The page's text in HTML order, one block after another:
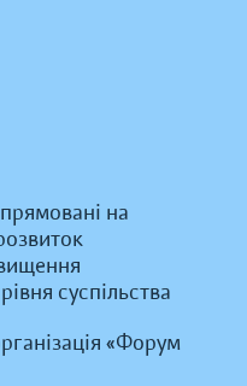
на
суспільства
«Форум